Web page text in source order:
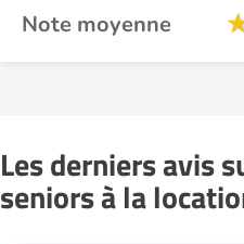
Note moyenne
Les derniers avis
seniors à la